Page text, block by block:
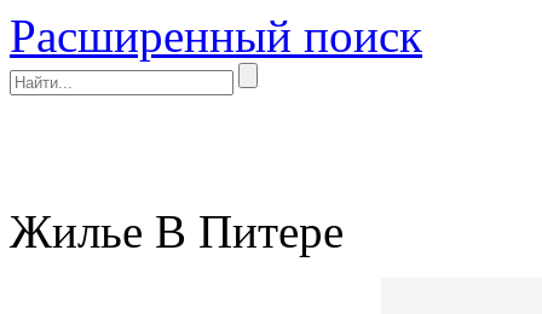
Расширенный поиск
Жилье В Питере